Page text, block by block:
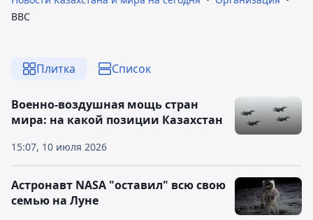
ВВС
Плитка Список
15:07, 10 июля 2026
Военно-воздушная мощь стран
мира: на какой позиции Казахстан
Астронавт NASA "оставил" всю свою
семью на Луне